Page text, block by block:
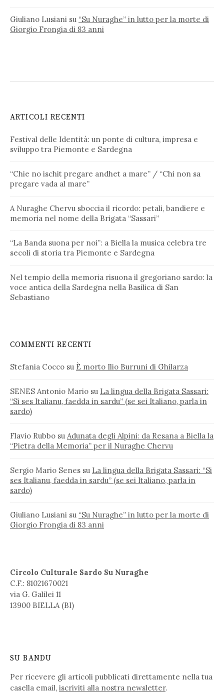
Giuliano Lusiani su “Su Nuraghe” in lutto per la morte di
Giorgio Frongia di 83 anni
ARTICOLI RECENTI
Festival delle Identità: un ponte di cultura, impresa e
sviluppo tra Piemonte e Sardegna
“Chie no ischit pregare andhet a mare” / “Chi non sa
pregare vada al mare”
A Nuraghe Chervu sboccia il ricordo: petali, bandiere e
memoria nel nome della Brigata “Sassari”
“La Banda suona per noi”: a Biella la musica celebra tre
secoli di storia tra Piemonte e Sardegna
Nel tempio della memoria risuona il gregoriano sardo: la
voce antica della Sardegna nella Basilica di San
Sebastiano
COMMENTI RECENTI
Stefania Cocco su È morto Ilio Burruni di Ghilarza
SENES Antonio Mario su La lingua della Brigata Sassari:
“Si ses Italianu, faedda in sardu” (se sei Italiano, parla in
sardo)
Flavio Rubbo su Adunata degli Alpini: da Resana a Biella la
“Pietra della Memoria” per il Nuraghe Chervu
Sergio Mario Senes su La lingua della Brigata Sassari: “Si
ses Italianu, faedda in sardu” (se sei Italiano, parla in
sardo)
Giuliano Lusiani su “Su Nuraghe” in lutto per la morte di
Giorgio Frongia di 83 anni
Circolo Culturale Sardo Su Nuraghe
C.F.: 81021670021
via G. Galilei 11
13900 BIELLA (BI)
SU BANDU
Per ricevere gli articoli pubblicati direttamente nella tua
casella email, iscriviti alla nostra newsletter.